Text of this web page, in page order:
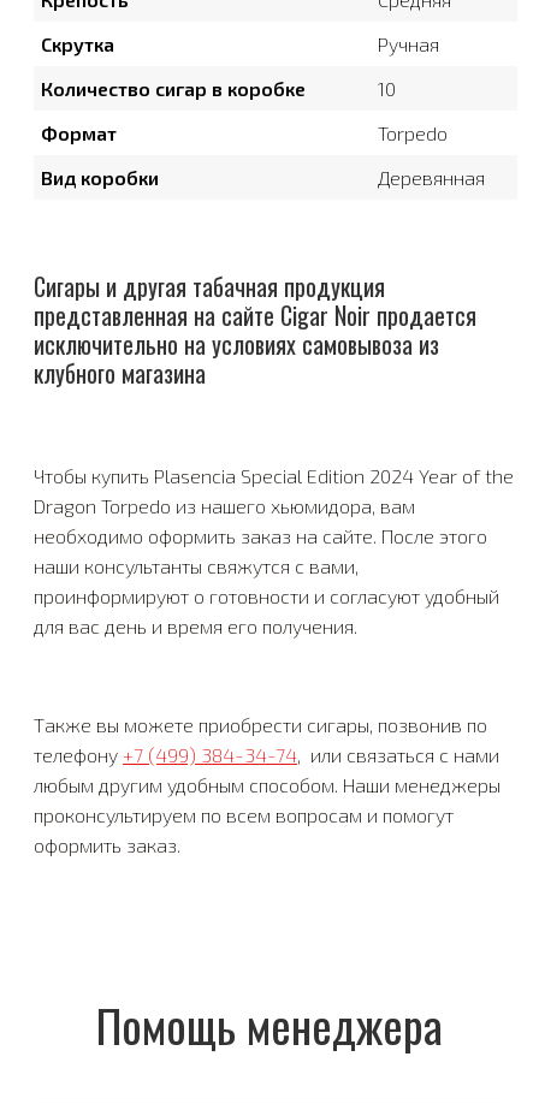
Скрутка
Ручная
Количество сигар в коробке
10
Формат
Torpedo
Вид коробки
Деревянная
Сигары и другая табачная продукция
представленная на сайте Cigar Noir продается
исключительно на условиях самовывоза из
клубного магазина
Чтобы купить Plasenсia Special Edition 2024 Year of the
Dragon Torpedo из нашего хьюмидора, вам
необходимо оформить заказ на сайте. После этого
наши консультанты свяжутся с вами,
проинформируют о готовности и согласуют удобный
для вас день и время его получения.
Также вы можете приобрести сигары, позвонив по
телефону +7 (499) 384-34-74, или связаться с нами
любым другим удобным способом. Наши менеджеры
проконсультируем по всем вопросам и помогут
оформить заказ.
Помощь менеджера